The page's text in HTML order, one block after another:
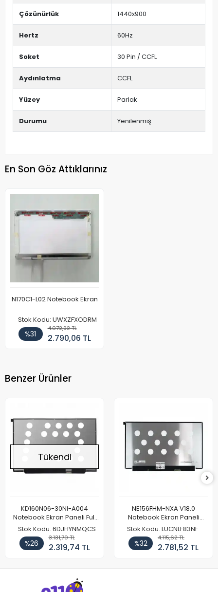
Çözünürlük 1440x900
Hertz 60Hz
Soket 30 Pin / CCFL
Aydınlatma CCFL
Yüzey Parlak
Durumu Yenilenmiş
En Son Göz Attıklarınız
N170C1-L02 Notebook Ekran
Stok Kodu: UWXZFXODRM
%31
4.072,92 TL
2.790,06 TL
Benzer Ürünler
Tükendi
KD160N06-30NI-A004
Notebook Ekran Paneli Full
HD
Stok Kodu: 6DJHYNMQCS
%26
3.131,70 TL
2.319,74 TL
NE156FHM-NXA V18.0
Notebook Ekran Paneli
144Hz
Stok Kodu: LUCNLF83NF
%32
4.115,62 TL
2.781,52 TL